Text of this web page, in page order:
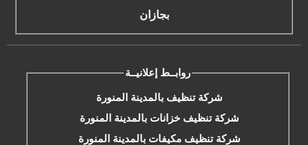
بجازان
روابــط إعلانيــة
شركة تنظيف بالمدينة المنورة
شركة تنظيف خزانات بالمدينة المنورة
شركة تنظيف مكيفات بالمدينة المنورة